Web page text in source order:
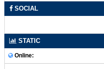
SOCIAL
STATIC
Online: